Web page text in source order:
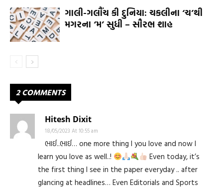
ગાલી-ગલૌંચ કી દુનિયા: ચકલીના ‘ચ’થી
મગરના ‘મ’ સુધી – સૌરભ શાહ
2 COMMENTS
Hitesh Dixit
18/05/2023 At 10:55 am
ભાઈ..ભાઈ… one more thing I you love and now I
learn you love as well..!
Even today, it’s
the first thing I see in the paper everyday .. after
glancing at headlines… Even Editorials and Sports